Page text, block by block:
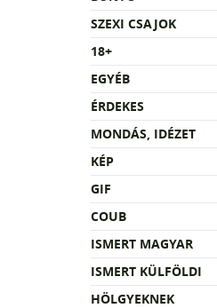
SZEXI CSAJOK
18+
EGYÉB
ÉRDEKES
MONDÁS, IDÉZET
KÉP
GIF
COUB
ISMERT MAGYAR
ISMERT KÜLFÖLDI
HÖLGYEKNEK